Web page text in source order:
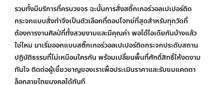
รวมทั้งมีบริการที่ครบวงจร ฉะนั้นการสั่งสติ๊กเกอร์วอลเปเปอร์ติด
กระจกแบบสั่งทำจึงเป็นตัวเลือกที่ตอบโจทย์ที่สุดสำหรับทุกวัดที่
ต้องการงานศิลป์ที่ทั้งสวยงามและมีคุณค่า พอได้ไอเดียกันบ้างแล้ว
ใช่ไหม มาเริ่มออกแบบสติ๊กเกอร์วอลเปเปอร์ติดกระจกประดับสถาน
ปฏิบัติธรรมที่ไม่เหมือนใครกัน พร้อมเปลี่ยนพื้นที่ศักดิ์สิทธิ์ให้งดงาม
ทันใจ ติดต่อผู้เชี่ยวชาญของเราเพื่อประเมินราคาและรับชมแคตตา
ล็อกลายไทยมงคลได้ทันที